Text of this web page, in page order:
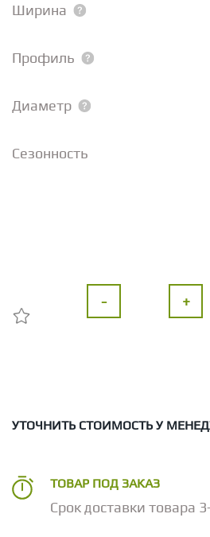
Ширина
Профиль
Диаметр
Сезонность
- +
УТОЧНИТЬ СТОИМОСТЬ У
ТОВАР ПОД ЗАКАЗ
Срок доставки товара